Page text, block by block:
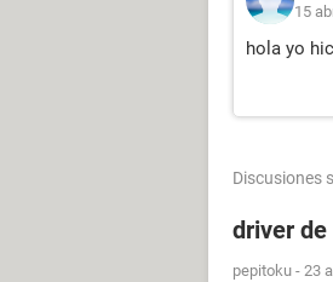
15
hola yo
Discusiones
driver de
pepitoku - 23